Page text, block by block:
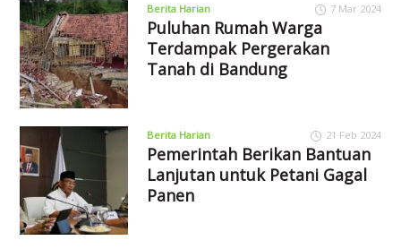
Berita Harian 7 Mar 2024
Puluhan Rumah Warga
Terdampak Pergerakan
Tanah di Bandung
Berita Harian 21 Feb 2024
Pemerintah Berikan Bantuan
Lanjutan untuk Petani Gagal
Panen